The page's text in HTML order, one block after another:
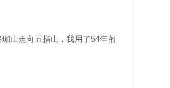
山走向五指山，我用了54年的